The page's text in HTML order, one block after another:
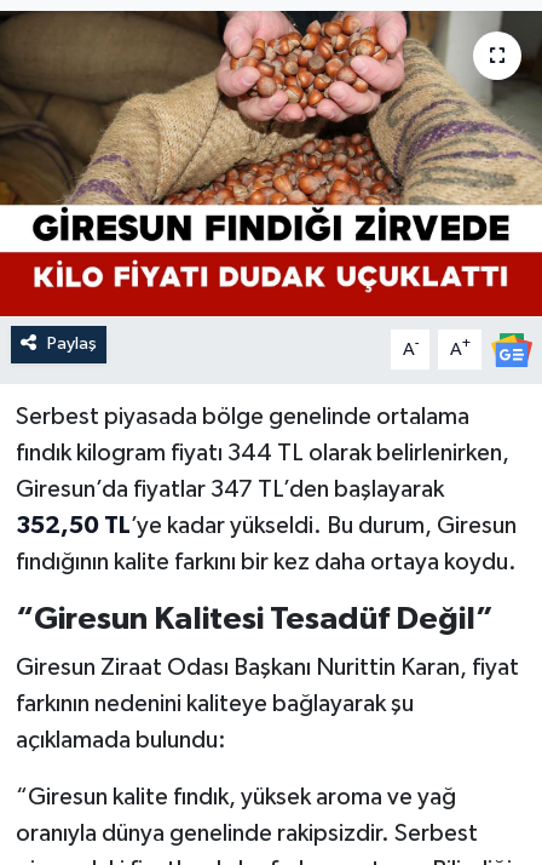
Paylaş A- A+
Serbest piyasada bölge genelinde ortalama
fındık kilogram fiyatı 344 TL olarak belirlenirken,
Giresun’da fiyatlar 347 TL’den başlayarak
352,50 TL’ye kadar yükseldi. Bu durum, Giresun
fındığının kalite farkını bir kez daha ortaya koydu.
“Giresun Kalitesi Tesadüf Değil”
Giresun Ziraat Odası Başkanı Nurittin Karan, fiyat
farkının nedenini kaliteye bağlayarak şu
açıklamada bulundu:
“Giresun kalite fındık, yüksek aroma ve yağ
oranıyla dünya genelinde rakipsizdir. Serbest